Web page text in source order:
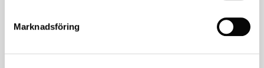
Marknadsföring
GTX DAM